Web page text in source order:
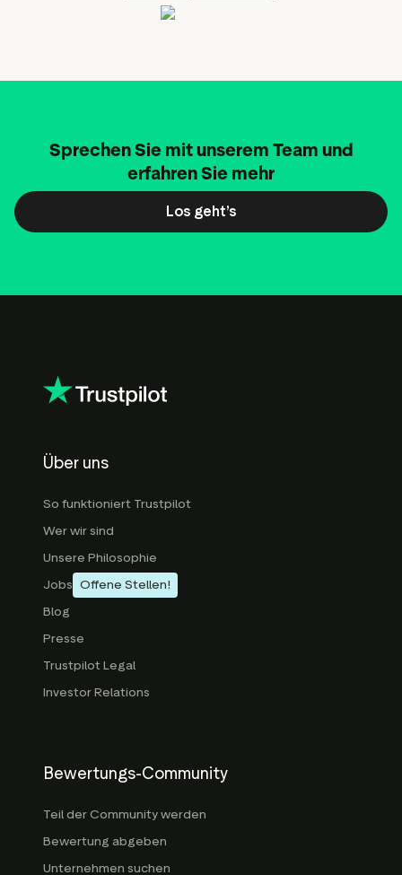
Sprechen Sie mit unserem Team und
erfahren Sie mehr
Los geht’s
Über uns
So funktioniert Trustpilot
Wer wir sind
Unsere Philosophie
Jobs Offene Stellen!
Blog
Presse
Trustpilot Legal
Investor Relations
Bewertungs-Community
Teil der Community werden
Bewertung abgeben
Unternehmen suchen